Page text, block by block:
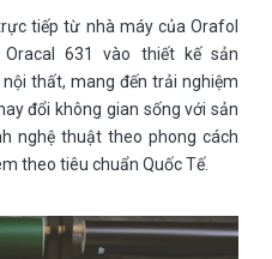
tiếp từ nhà máy của Orafol
631 vào thiết kế sản
thất, mang đến trải nghiệm
đổi không gian sống với sản
nghệ thuật theo phong cách
theo tiêu chuẩn Quốc Tế.